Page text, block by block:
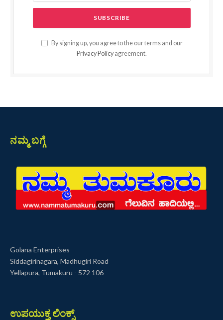
By signing up, you agree to the our terms and our
Privacy Policy agreement.
ನಮ್ಮ ಬಗ್ಗೆ
Golana Enterprises
Siddagirinagara, Madhugiri Road
Yellapura, Tumakuru - 572 106
ಉಪಯುಕ್ತ ಲಿಂಕ್ಸ್